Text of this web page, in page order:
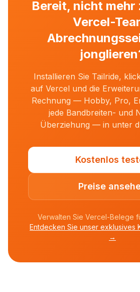
Bereit, nicht mehr
Vercel-
Installieren Sie Tailride,
auf Vercel und die
Rechnung — Hobby, Pro,
jede Bandbreiten- und
Überziehung — in unter
Kostenlos
Preise
Verwalten Sie Vercel-Belege
Entdecken Sie unser exklusives
→